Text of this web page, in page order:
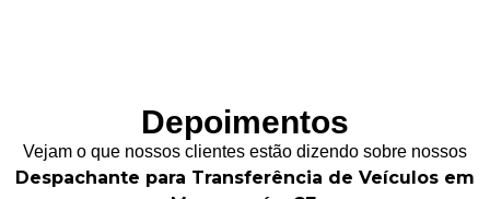
Depoimentos
Vejam o que nossos clientes estão dizendo sobre nossos
Despachante para Transferência de Veículos em